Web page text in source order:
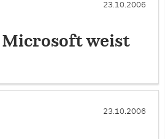
23.10.2006
Microsoft weist
23.10.2006